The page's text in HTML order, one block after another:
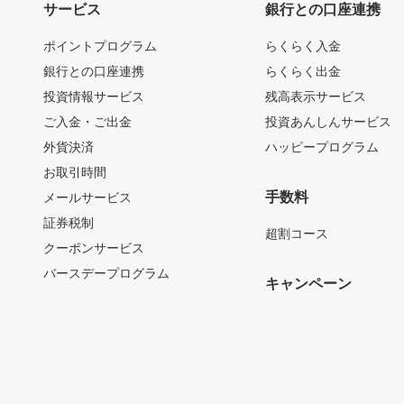
サービス
ポイントプログラム
銀行との口座連携
投資情報サービス
ご入金・ご出金
外貨決済
お取引時間
メールサービス
証券税制
クーポンサービス
バースデープログラム
銀行との口座連携
らくらく入金
らくらく出金
残高表示サービス
投資あんしんサービス
ハッピープログラム
手数料
超割コース
キャンペーン